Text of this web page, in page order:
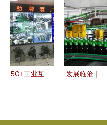
用、联系方
式与项目评
价
传奇
5G+工业互
发展临沧 |